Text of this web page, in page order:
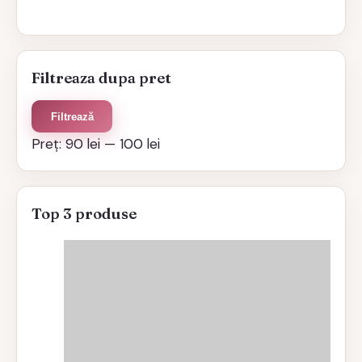
Filtreaza dupa pret
Preț
minim
Preț
maxim
Filtrează
Preț:90 lei —100 lei
Top 3 produse